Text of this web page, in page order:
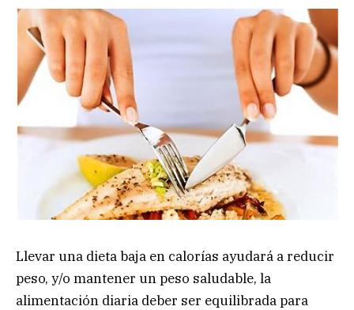
Llevar una dieta baja en calorías ayudará a reducir
peso, y/o mantener un peso saludable, la
alimentación diaria deber ser equilibrada para